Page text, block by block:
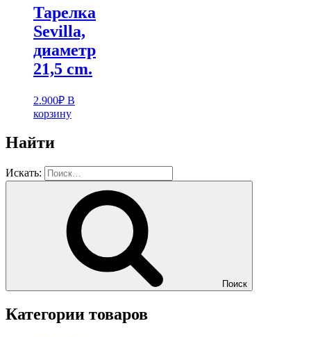
Тарелка
Sevilla,
диаметр
21,5 cm.
2.900₽ В
корзину
Найти
Искать:
Поиск
Категории товаров